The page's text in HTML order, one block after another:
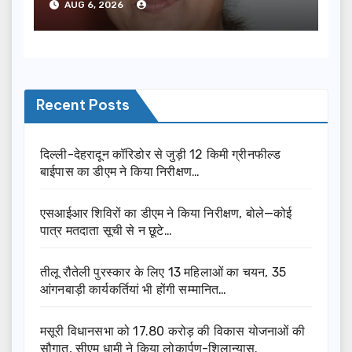
AUG 6, 2026
Recent Posts
दिल्ली-देहरादून कॉरिडोर से जुड़ी 12 किमी ग्रीनफील्ड
बाईपास का डीएम ने किया निरीक्षण…
एसआईआर शिविरों का डीएम ने किया निरीक्षण, बोले—कोई
पात्र मतदाता सूची से न छूटे…
तीलू रौतेली पुरस्कार के लिए 13 महिलाओं का चयन, 35
आंगनबाड़ी कार्यकर्तियां भी होंगी सम्मानित…
मसूरी विधानसभा को 17.80 करोड़ की विकास योजनाओं की
सौगात, सीएम धामी ने किया लोकार्पण-शिलान्यास.